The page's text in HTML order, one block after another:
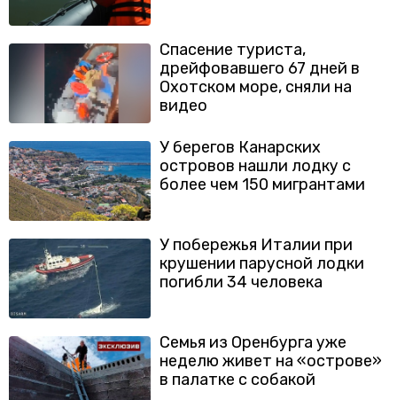
Спасение туриста,
дрейфовавшего 67 дней в
Охотском море, сняли на
видео
У берегов Канарских
островов нашли лодку с
более чем 150 мигрантами
У побережья Италии при
крушении парусной лодки
погибли 34 человека
Семья из Оренбурга уже
неделю живет на «острове»
в палатке с собакой